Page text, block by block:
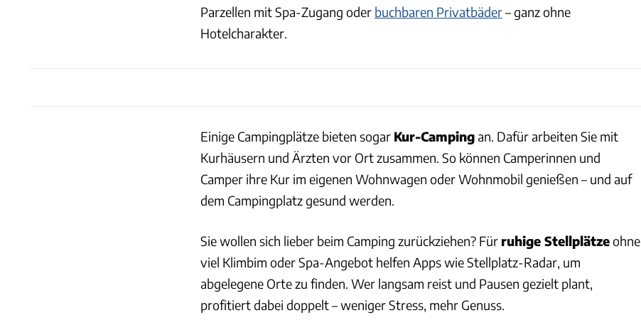
Parzellen mit Spa-Zugang oder buchbaren Privatbäder– ganz ohne
Hotelcharakter.
Einige Campingplätze bieten sogar Kur-Campingan. Dafür arbeiten Sie mit
Kurhäusern und Ärzten vor Ort zusammen. So können Camperinnen und
Camper ihre Kur im eigenen Wohnwagen oder Wohnmobil genießen – und auf
dem Campingplatz gesund werden.
Sie wollen sich lieber beim Camping zurückziehen? Für ruhige Stellplätzeohne
viel Klimbim oder Spa-Angebot helfen Apps wie Stellplatz-Radar, um
abgelegene Orte zu finden. Wer langsam reist und Pausen gezielt plant,
profitiert dabei doppelt – weniger Stress, mehr Genuss.